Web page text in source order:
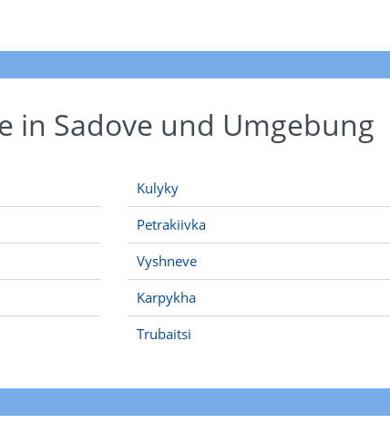
in Sadove und Umgebung
Kulyky
Petrakiivka
Vyshneve
Karpykha
Trubaitsi